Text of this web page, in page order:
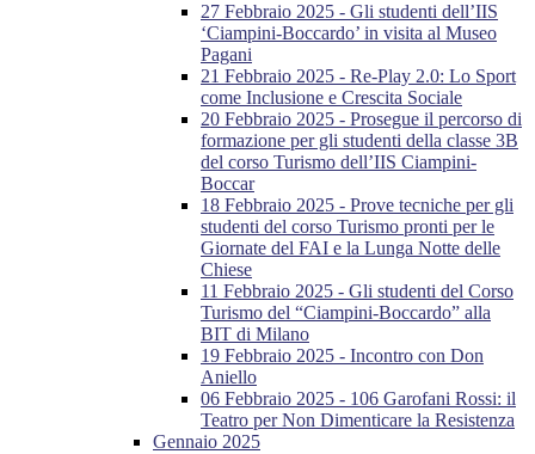
27 Febbraio 2025 - Gli studenti dell’IIS
‘Ciampini-Boccardo’ in visita al Museo
Pagani
21 Febbraio 2025 - Re-Play 2.0: Lo Sport
come Inclusione e Crescita Sociale
20 Febbraio 2025 - Prosegue il percorso di
formazione per gli studenti della classe 3B
del corso Turismo dell’IIS Ciampini-
Boccar
18 Febbraio 2025 - Prove tecniche per gli
studenti del corso Turismo pronti per le
Giornate del FAI e la Lunga Notte delle
Chiese
11 Febbraio 2025 - Gli studenti del Corso
Turismo del “Ciampini-Boccardo” alla
BIT di Milano
19 Febbraio 2025 - Incontro con Don
Aniello
06 Febbraio 2025 - 106 Garofani Rossi: il
Teatro per Non Dimenticare la Resistenza
Gennaio 2025